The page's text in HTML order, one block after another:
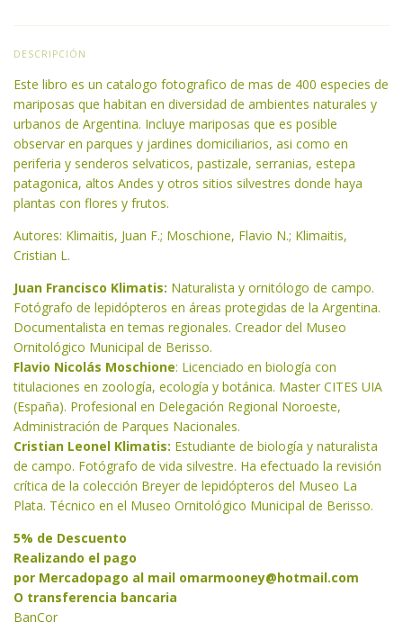
DESCRIPCIÓN
Este libro es un catalogo fotografico de mas de 400 especies de
mariposas que habitan en diversidad de ambientes naturales y
urbanos de Argentina. Incluye mariposas que es posible
observar en parques y jardines domiciliarios, asi como en
periferia y senderos selvaticos, pastizale, serranias, estepa
patagonica, altos Andes y otros sitios silvestres donde haya
plantas con flores y frutos.
Autores: Klimaitis, Juan F.; Moschione, Flavio N.; Klimaitis,
Cristian L.
Juan Francisco Klimatis: Naturalista y ornitólogo de campo.
Fotógrafo de lepidópteros en áreas protegidas de la Argentina.
Documentalista en temas regionales. Creador del Museo
Ornitológico Municipal de Berisso.
Flavio Nicolás Moschione: Licenciado en biología con
titulaciones en zoología, ecología y botánica. Master CITES UIA
(España). Profesional en Delegación Regional Noroeste,
Administración de Parques Nacionales.
Cristian Leonel Klimatis: Estudiante de biología y naturalista
de campo. Fotógrafo de vida silvestre. Ha efectuado la revisión
crítica de la colección Breyer de lepidópteros del Museo La
Plata. Técnico en el Museo Ornitológico Municipal de Berisso.
5% de Descuento
Realizando el pago
por Mercadopago al mail omarmooney@hotmail.com
O transferencia bancaria
BanCor